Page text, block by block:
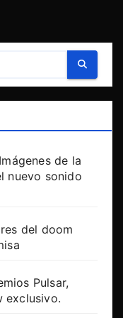
de la
nuevo sonido
del doom
Pulsar,
exclusivo.